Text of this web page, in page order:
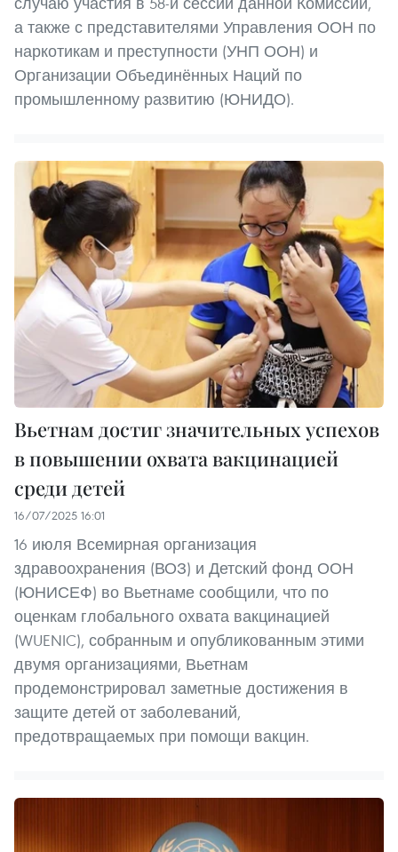
а также с представителями Управления ООН по
наркотикам и преступности (УНП ООН) и
Организации Объединённых Наций по
промышленному развитию (ЮНИДО).
Вьетнам достиг значительных успехов
в повышении охвата вакцинацией
среди детей
16/07/2025 16:01
16 июля Всемирная организация
здравоохранения (ВОЗ) и Детский фонд ООН
(ЮНИСЕФ) во Вьетнаме сообщили, что по
оценкам глобального охвата вакцинацией
(WUENIC), собранным и опубликованным этими
двумя организациями, Вьетнам
продемонстрировал заметные достижения в
защите детей от заболеваний,
предотвращаемых при помощи вакцин.